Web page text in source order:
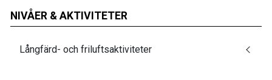
NIVÅER & AKTIVITETER
Långfärd- och friluftsaktiviteter